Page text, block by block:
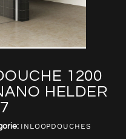
1200
HELDER
INLOOPDOUCHES